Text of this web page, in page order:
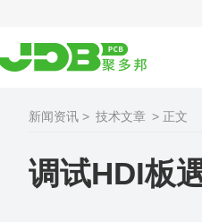
新闻资讯 > 技术文章 > 正文
调试HDI板